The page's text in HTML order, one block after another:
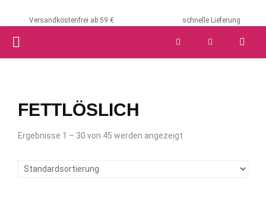
Versandkostenfrei ab 59 € schnelle Lieferung
PRIMARY
FETTLÖSLICH
Ergebnisse 1 – 30 von 45 werden angezeigt